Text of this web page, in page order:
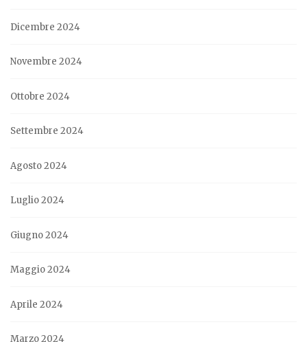
Dicembre 2024
Novembre 2024
Ottobre 2024
Settembre 2024
Agosto 2024
Luglio 2024
Giugno 2024
Maggio 2024
Aprile 2024
Marzo 2024